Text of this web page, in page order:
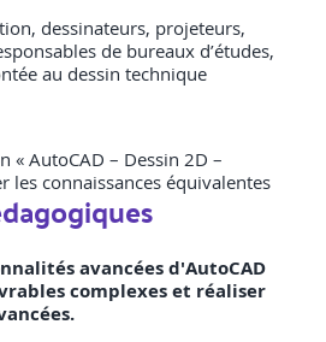
dessinateurs, projeteurs,
de bureaux d’études,
au dessin technique
AutoCAD – Dessin 2D –
les connaissances équivalentes
avancées d'AutoCAD
complexes et réaliser